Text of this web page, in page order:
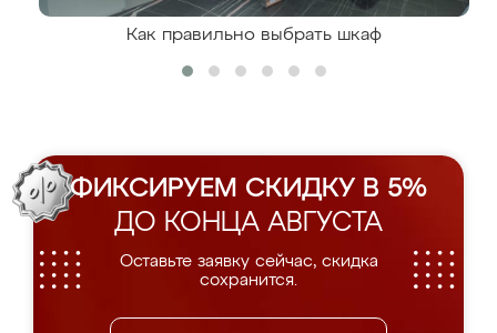
Как правильно выбрать шкаф
ФИКСИРУЕМ СКИДКУ В 5%
ДО КОНЦА АВГУСТА
Оставьте заявку сейчас, скидка
сохранится.